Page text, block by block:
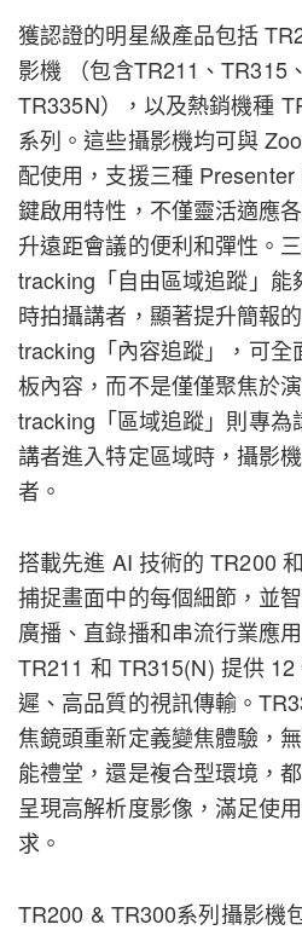
獲認證的明星級產品包括
影機 （包含TR211、TR315
TR335N），以及熱銷機種
系列。這些攝影機均可與
配使用，支援三種
鍵啟用特性，不僅靈活適應
升遠距會議的便利和彈性。
tracking「自由區域追蹤」能
時拍攝講者，顯著提升簡報
tracking「內容追蹤」，可全
板內容，而不是僅僅聚焦於
tracking「區域追蹤」則專為
講者進入特定區域時，攝影
者。
搭載先進 AI 技術的 TR200
捕捉畫面中的每個細節，並
廣播、直錄播和串流行業應
TR211 和 TR315(N) 提供
遲、高品質的視訊傳輸。
焦鏡頭重新定義變焦體驗，
能禮堂，還是複合型環境，
呈現高解析度影像，滿足使
求。
TR200 & TR300系列攝影機